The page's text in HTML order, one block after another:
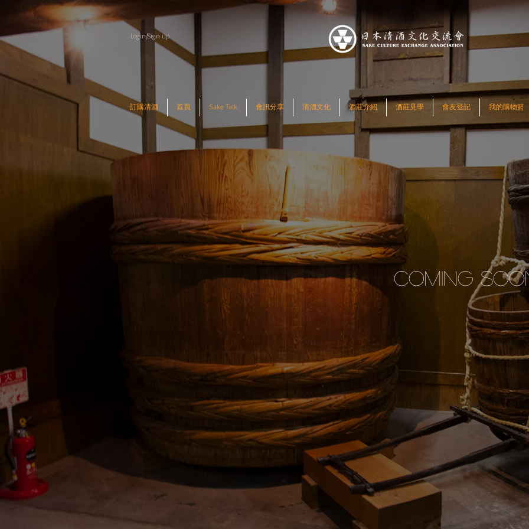
Login/Sign up
訂購清酒 首頁 Sake Talk 會訊分享 清酒文化 酒莊介紹 酒莊見學 會友登記 我的購物籃
Coming